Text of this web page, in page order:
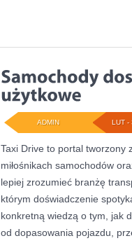
LUT -
ADMIN
Taxi Drive to portal tworzony
miłośnikach samochodów
lepiej zrozumieć branżę
którym doświadczenie
konkretną wiedzą o tym, jak
od dopasowania pojazdu,